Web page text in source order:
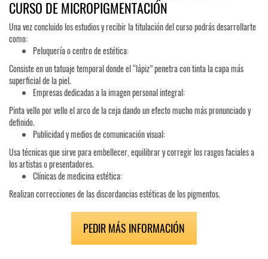
CURSO DE MICROPIGMENTACIÓN
Una vez concluido los estudios y recibir la titulación del curso podrás desarrollarte
como:
Peluquería o centro de estética:
Consiste en un tatuaje temporal donde el “lápiz” penetra con tinta la capa más
superficial de la piel.
Empresas dedicadas a la imagen personal integral:
Pinta vello por vello el arco de la ceja dando un efecto mucho más pronunciado y
definido.
Publicidad y medios de comunicación visual:
Usa técnicas que sirve para embellecer, equilibrar y corregir los rasgos faciales a
los artistas o presentadores.
Clínicas de medicina estética:
Realizan correcciones de las discordancias estéticas de los pigmentos.
PEDIR MÁS INFORMACIÓN